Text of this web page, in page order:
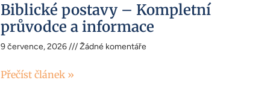
Biblické postavy – Kompletní
průvodce a informace
9 července, 2026 Žádné komentáře
Přečíst článek »